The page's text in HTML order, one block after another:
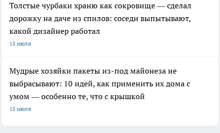
Толстые чурбаки храню как сокровище — сделал
дорожку на даче из спилов: соседи выпытывают,
какой дизайнер работал
15 июля
Мудрые хозяйки пакеты из-под майонеза не
выбрасывают: 10 идей, как применить их дома с
умом — особенно те, что с крышкой
15 июля